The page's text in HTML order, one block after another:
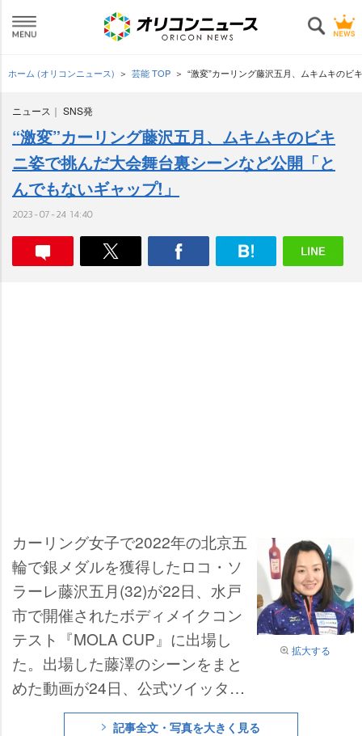
ホーム (オリコンニュース) 芸能 TOP “激変”カーリング藤沢五月、ムキムキの
ニュース SNS発
“激変”カーリング藤沢五月、ムキムキのビキ
ニ姿で挑んだ大会舞台裏シーンなど公開「と
んでもないギャップ!」
2023-07-24 14:40
拡大する
カーリング女子で2022年の北京五
輪で銀メダルを獲得したロコ・ソ
ラーレ藤沢五月(32)が22日、水戸
市で開催されたボディメイクコン
テスト『MOLA CUP』に出場し
た。出場した藤澤のシーンをまと
めた動画が24日、公式ツイッター
に投稿された。
記事全文・写真を大きく見る